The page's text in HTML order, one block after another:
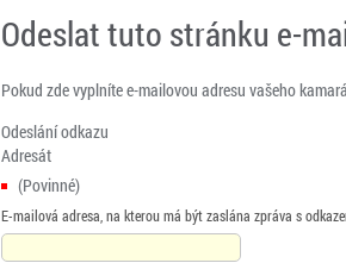
Odeslat tuto stránku e-
Pokud zde vyplníte e-mailovou adresu vašeho
Odeslání odkazu
Adresát
(Povinné)
E-mailová adresa, na kterou má být zaslána zpráva s